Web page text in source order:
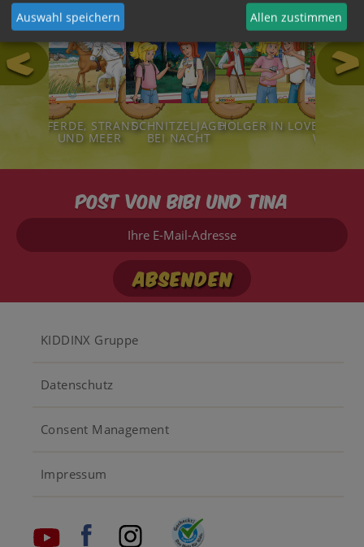
111 124
PFERDE, STRAND
UND MEER
123
SCHNITZELJAGD
BEI NACHT
122
HOLGER IN LOVE
Post von Bibi und Tina
Ihre
Mail-
Footer
KIDDINX Gruppe
Datenschutz
Consent Management
Impressum
Social
Auswahl speichern Allen zustimmen